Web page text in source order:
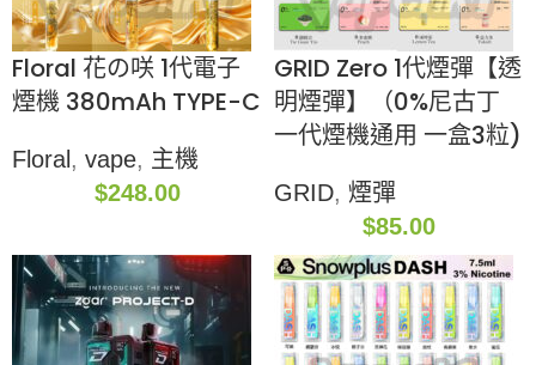
Floral 花の咲 1代電子
煙機 380mAh TYPE-C
Floral , vape, 主機
$248.00
GRID Zero 1代煙彈【透
明煙彈】（0%尼古丁
一代煙機通用 一盒3粒)
GRID, 煙彈
$85.00